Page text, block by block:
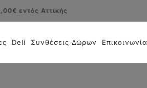
εντός Αττικής
Deli Συνθέσεις Δώρων Επικοινωνία